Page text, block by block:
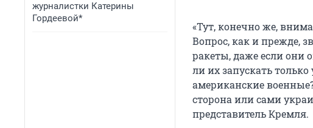
журналистки Катерины
Гордеевой*
«Тут, конечно же,
Вопрос, как и прежде,
ракеты, даже если они
ли их запускать
американские
сторона или сами
представитель Кремля.